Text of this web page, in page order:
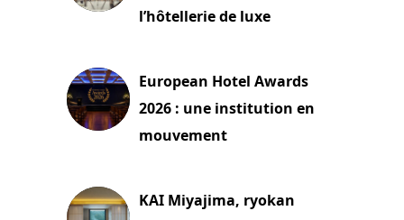
l’hôtellerie de luxe
European Hotel Awards
2026 : une institution en
mouvement
KAI Miyajima, ryokan